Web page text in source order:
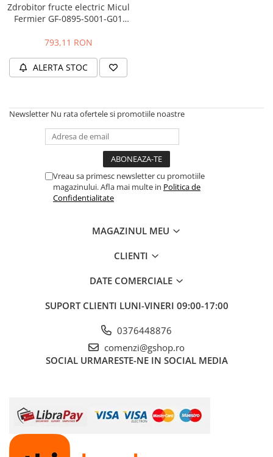
Masti de protectie
Ochelari si viziere de protectie
Echipamente platforma cu
POWER
Acumulatori si incarcatoare
platforma Detoolz FLEXI POWER
acumulator Detoolz FLEXI POWER
Drujbe/fierastraie electrice cu lant
acumulator Detoolz FLEXI POWER
Fierastraie circulare cu acumulator
Detoolz FLEXI POWER
Fierastraie pendulare orizontale cu
acumulator Detoolz FLEXI POWER
("soricel") cu acumulator Detoolz
Masini de gaurit si insurubat cu
Pistoale de vopsit cu acumulator
acumulator Detoolz FLEXI POWER
Slefuitoare cu acumulator Detoolz
FLEXI POWER
Automatizari generatoare
Generatoare de uz general
Generatoare digitale
Zdrobitor fructe electric Micul
Fermier GF-0895-S001-G01
793,11 RON
ALERTA STOC
Newsletter Nu rata ofertele si promotiile noastre
Vreau sa primesc newsletter cu promotiile
magazinului. Afla mai multe in Politica de
Confidentialitate
MAGAZINUL MEU
CLIENTI
DATE COMERCIALE
SUPORT CLIENTI LUNI-VINERI 09:00-17:00
0376448876
comenzi@gshop.ro
SOCIAL URMARESTE-NE IN SOCIAL MEDIA